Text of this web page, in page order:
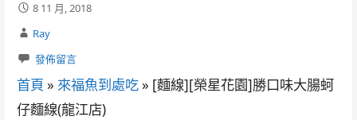
8 11 月, 2018
Ray
發佈留言
首頁 » 來福魚到處吃» [麵線][榮星花園]勝口味大腸蚵
仔麵線(龍江店)